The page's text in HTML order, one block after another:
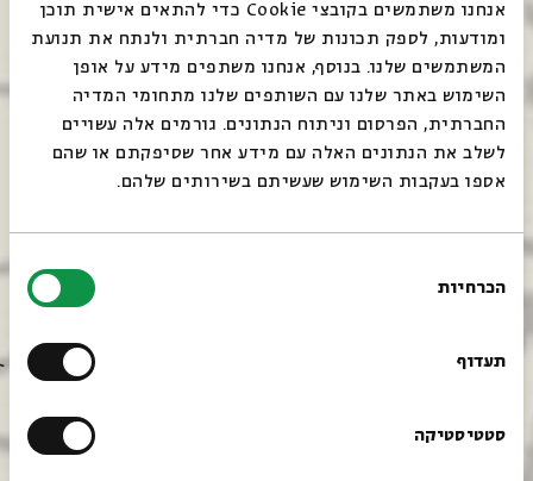
אנחנו משתמשים בקובצי Cookie כדי להתאים אישית תוכן
ומודעות, לספק תכונות של מדיה חברתית ולנתח את תנועת
המשתמשים שלנו. בנוסף, אנחנו משתפים מידע על אופן
השימוש באתר שלנו עם השותפים שלנו מתחומי המדיה
החברתית, הפרסום וניתוח הנתונים. גורמים אלה עשויים
לשלב את הנתונים האלה עם מידע אחר שסיפקתם או שהם
אספו בעקבות השימוש שעשיתם בשירותים שלהם.
הסכמה
הכרחיות
תעדוף
סטטיסטיקה
סגור
BEIT AVI CHAI’s programs!
Sign up for our newsletter!